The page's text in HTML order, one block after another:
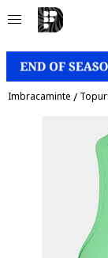
Imbracaminte / Topuri